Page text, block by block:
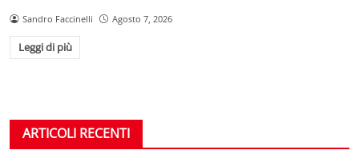
Sandro Faccinelli Agosto 7, 2026
Leggi di più
ARTICOLI RECENTI